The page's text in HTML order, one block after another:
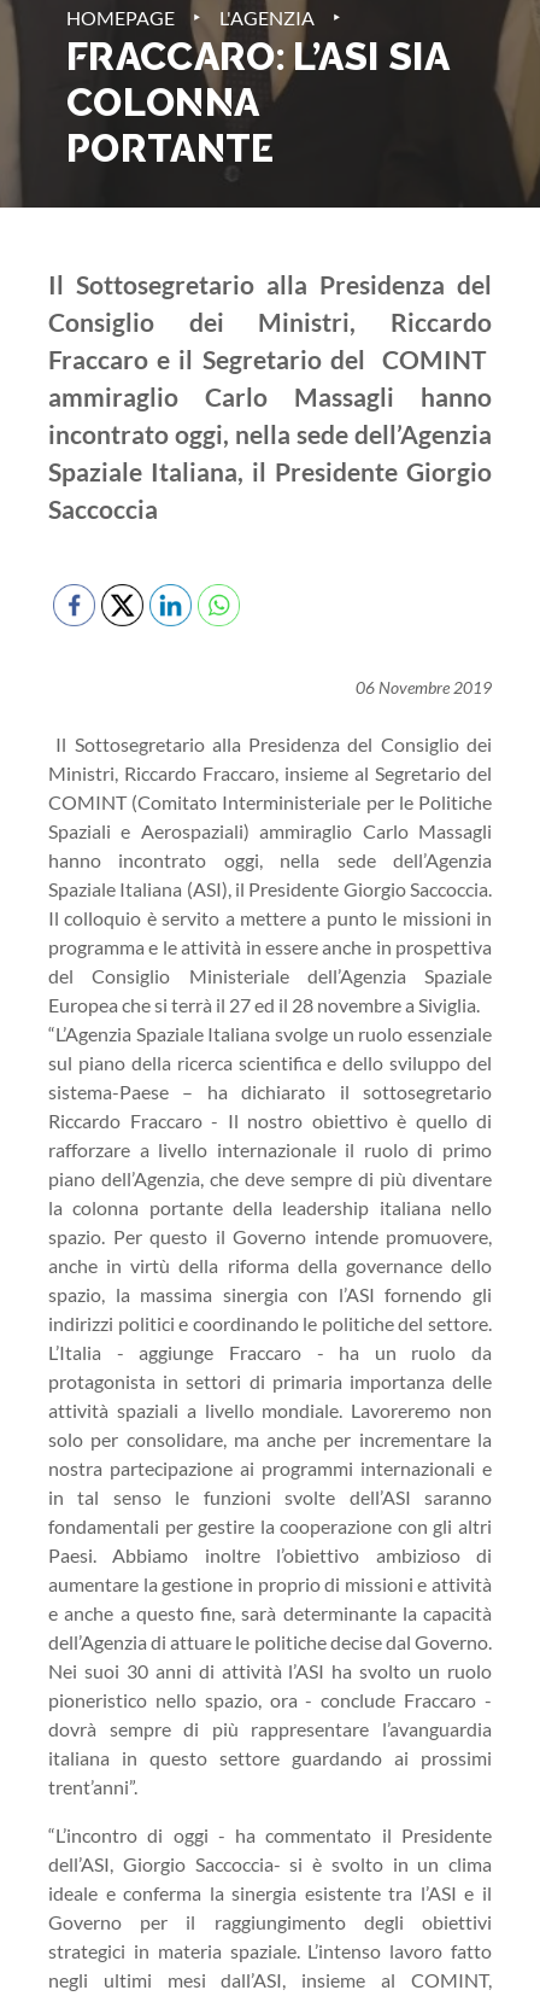
HOMEPAGE ‣ L'AGENZIA ‣
FRACCARO: L’ASI SIA
COLONNA
PORTANTE
Il Sottosegretario alla Presidenza del
Consiglio dei Ministri, Riccardo
Fraccaro e il Segretario del COMINT
ammiraglio Carlo Massagli hanno
incontrato oggi, nella sede dell’Agenzia
Spaziale Italiana, il Presidente Giorgio
Saccoccia
06 Novembre 2019
Il Sottosegretario alla Presidenza del Consiglio dei
Ministri, Riccardo Fraccaro, insieme al Segretario del
COMINT (Comitato Interministeriale per le Politiche
Spaziali e Aerospaziali) ammiraglio Carlo Massagli
hanno incontrato oggi, nella sede dell’Agenzia
Spaziale Italiana (ASI), il Presidente Giorgio Saccoccia.
Il colloquio è servito a mettere a punto le missioni in
programma e le attività in essere anche in prospettiva
del Consiglio Ministeriale dell’Agenzia Spaziale
Europea che si terrà il 27 ed il 28 novembre a Siviglia.
“L’Agenzia Spaziale Italiana svolge un ruolo essenziale
sul piano della ricerca scientifica e dello sviluppo del
sistema-Paese – ha dichiarato il sottosegretario
Riccardo Fraccaro - Il nostro obiettivo è quello di
rafforzare a livello internazionale il ruolo di primo
piano dell’Agenzia, che deve sempre di più diventare
la colonna portante della leadership italiana nello
spazio. Per questo il Governo intende promuovere,
anche in virtù della riforma della governance dello
spazio, la massima sinergia con l’ASI fornendo gli
indirizzi politici e coordinando le politiche del settore.
L’Italia - aggiunge Fraccaro - ha un ruolo da
protagonista in settori di primaria importanza delle
attività spaziali a livello mondiale. Lavoreremo non
solo per consolidare, ma anche per incrementare la
nostra partecipazione ai programmi internazionali e
in tal senso le funzioni svolte dell’ASI saranno
fondamentali per gestire la cooperazione con gli altri
Paesi. Abbiamo inoltre l’obiettivo ambizioso di
aumentare la gestione in proprio di missioni e attività
e anche a questo fine, sarà determinante la capacità
dell’Agenzia di attuare le politiche decise dal Governo.
Nei suoi 30 anni di attività l’ASI ha svolto un ruolo
pioneristico nello spazio, ora - conclude Fraccaro -
dovrà sempre di più rappresentare l’avanguardia
italiana in questo settore guardando ai prossimi
trent’anni”.
“L’incontro di oggi - ha commentato il Presidente
dell’ASI, Giorgio Saccoccia- si è svolto in un clima
ideale e conferma la sinergia esistente tra l’ASI e il
Governo per il raggiungimento degli obiettivi
strategici in materia spaziale. L’intenso lavoro fatto
negli ultimi mesi dall’ASI, insieme al COMINT,